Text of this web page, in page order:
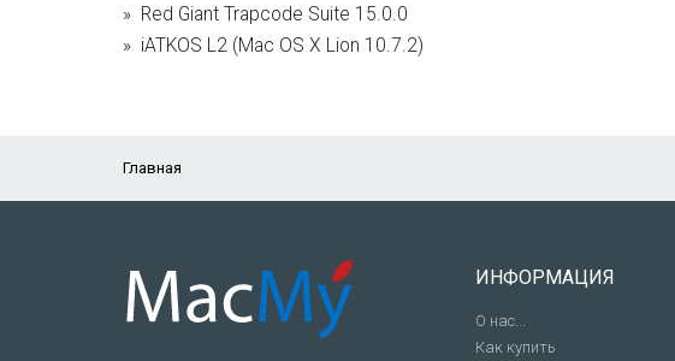
Red Giant Trapcode Suite 15.0.0
iATKOS L2 (Mac OS X Lion 10.7.2)
Главная
ИНФОРМАЦИЯ
О нас...
Как купить